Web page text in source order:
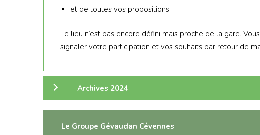
et de toutes vos propositions …
Le lieu n’est pas encore défini mais proche de la gare.
signaler votre participation et vos souhaits par retour de
Archives 2024
Le Groupe Gévaudan Cévennes